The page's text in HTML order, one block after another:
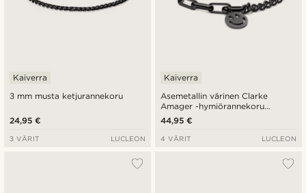
3 mm musta ketjurannekoru
Kaiverra
24,95 €
3 VÄRIT LUCLEON
Asemetallin värinen Clarke
Amager -hymiörannekoru
panssari- ja kaapeliketjusta
Kaiverra
44,95 €
4 VÄRIT LUCLEON